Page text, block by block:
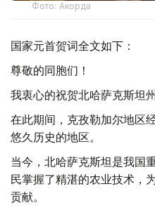
Фото: Акорда
国家元首贺词全文如下：
尊敬的同胞们！
我衷心的祝贺北哈萨克斯坦
在此期间，克孜勒加尔地区
悠久历史的地区。
当今，北哈萨克斯坦是我国
民掌握了精湛的农业技术，
贡献。